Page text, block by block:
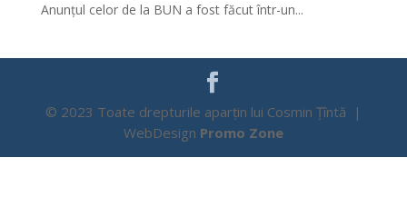
Anunțul celor de la BUN a fost făcut într-un...
© 2023 Toate drepturile aparțin lui Cosmin Țîntă |
WebDesign Promo Zone